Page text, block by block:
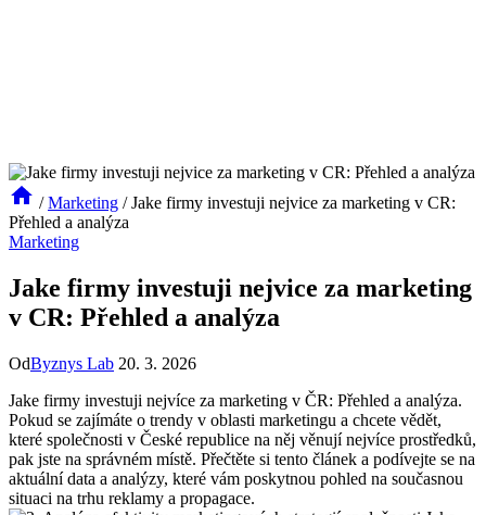
/ Marketing / Jake firmy investuji nejvice za marketing v CR:
Přehled a analýza
Marketing
Jake firmy investuji nejvice za marketing
v CR: Přehled a analýza
OdByznys Lab 20. 3. 2026
Jake firmy investuji nejvíce za marketing v ČR: Přehled ‌a analýza.
Pokud se ​zajímáte ⁣o⁤ trendy⁣ v ⁤oblasti marketingu a chcete vědět,​
které společnosti v České ‌republice⁤ na něj věnují nejvíce prostředků,
pak jste na správném místě. Přečtěte⁢ si ​tento článek a‌ podívejte se na
aktuální ​data ⁢a analýzy, které vám poskytnou pohled na současnou
situaci​ na trhu reklamy ⁣a propagace.